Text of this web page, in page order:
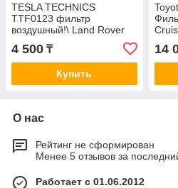
TESLA TECHNICS
TTF0123 фильтр
воздушный!\ Land Rover
Rover III/L3, Range Rover
Sport
4 500 ₸
Купить
14
О нас
Рейтинг не сформирован
Менее 5 отзывов за
Работает с 01.06.2012